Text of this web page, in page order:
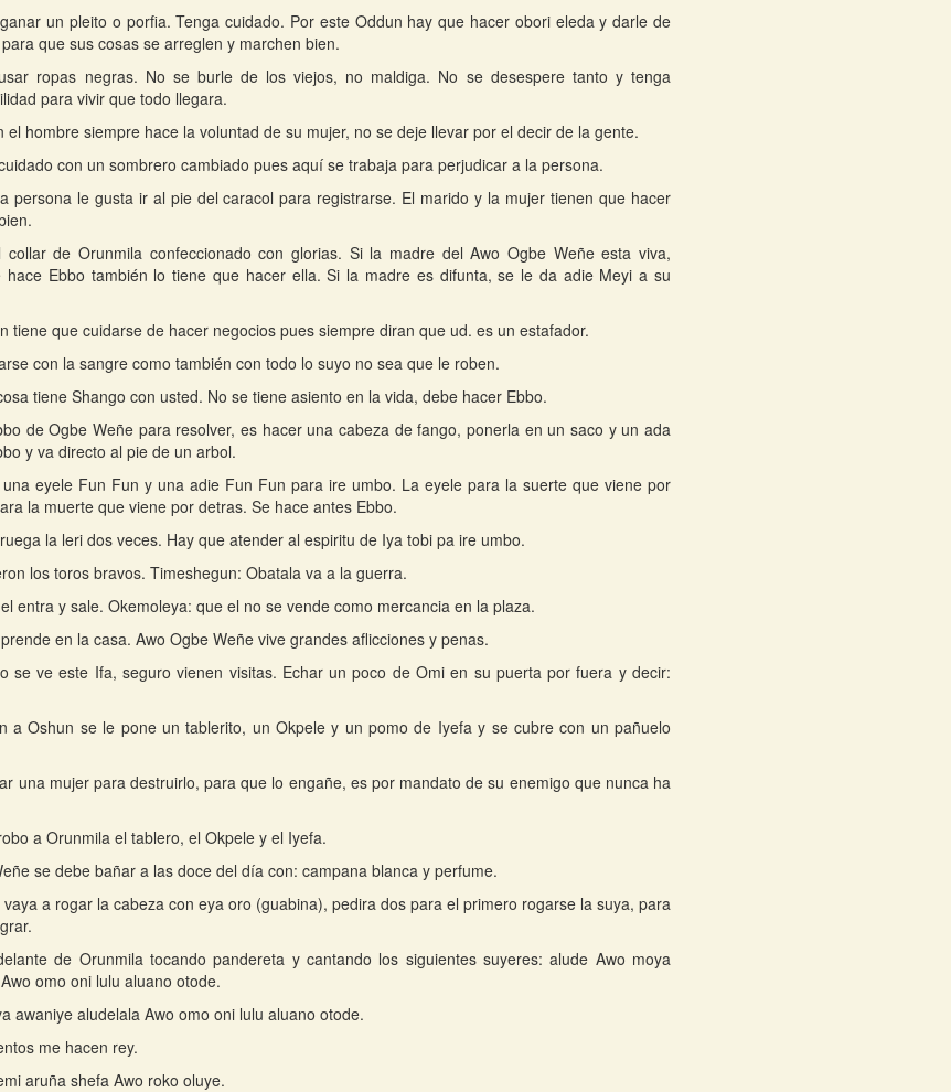
un pleito o porfia. Tenga cuidado. Por este Oddun hay que hacer obori eleda y darle de
que sus cosas se arreglen y marchen bien.
ropas negras. No se burle de los viejos, no maldiga. No se desespere tanto y tenga
para vivir que todo llegara.
el hombre siempre hace la voluntad de su mujer, no se deje llevar por el decir de la gente.
con un sombrero cambiado pues aquí se trabaja para perjudicar a la persona.
persona le gusta ir al pie del caracol para registrarse. El marido y la mujer tienen que hacer
de Orunmila confeccionado con glorias. Si la madre del Awo Ogbe Weñe esta viva,
hace Ebbo también lo tiene que hacer ella. Si la madre es difunta, se le da adie Meyi a su
tiene que cuidarse de hacer negocios pues siempre diran que ud. es un estafador.
con la sangre como también con todo lo suyo no sea que le roben.
tiene Shango con usted. No se tiene asiento en la vida, debe hacer Ebbo.
de Ogbe Weñe para resolver, es hacer una cabeza de fango, ponerla en un saco y un ada
y va directo al pie de un arbol.
eyele Fun Fun y una adie Fun Fun para ire umbo. La eyele para la suerte que viene por
la muerte que viene por detras. Se hace antes Ebbo.
la leri dos veces. Hay que atender al espiritu de Iya tobi pa ire umbo.
los toros bravos. Timeshegun: Obatala va a la guerra.
entra y sale. Okemoleya: que el no se vende como mercancia en la plaza.
en la casa. Awo Ogbe Weñe vive grandes aflicciones y penas.
se ve este Ifa, seguro vienen visitas. Echar un poco de Omi en su puerta por fuera y decir:
a Oshun se le pone un tablerito, un Okpele y un pomo de Iyefa y se cubre con un pañuelo
una mujer para destruirlo, para que lo engañe, es por mandato de su enemigo que nunca ha
a Orunmila el tablero, el Okpele y el Iyefa.
se debe bañar a las doce del día con: campana blanca y perfume.
a rogar la cabeza con eya oro (guabina), pedira dos para el primero rogarse la suya, para
de Orunmila tocando pandereta y cantando los siguientes suyeres: alude Awo moya
omo oni lulu aluano otode.
awaniye aludelala Awo omo oni lulu aluano otode.
me hacen rey.
aruña shefa Awo roko oluye.